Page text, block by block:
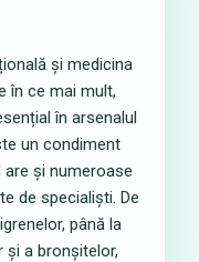
și medicina
în ce mai mult,
în arsenalul
un condiment
are și numeroase
de specialiști. De
până la
a bronșitelor,